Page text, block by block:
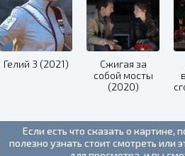
Гелий 3 (2021)
Сжигая за
собой мосты
(2020)
Если есть что сказать о
полезно узнать стоит смотреть